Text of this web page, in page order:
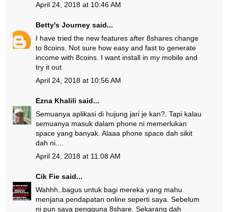
April 24, 2018 at 10:46 AM
Betty's Journey said...
I have tried the new features after 8shares change
to 8coins. Not sure how easy and fast to generate
income with 8coins. I want install in my mobile and
try it out.
April 24, 2018 at 10:56 AM
Ezna Khalili said...
Semuanya aplikasi di hujung jari je kan?. Tapi kalau
semuanya masuk dalam phone ni memerlukan
space yang banyak. Alaaa phone space dah sikit
dah ni....
April 24, 2018 at 11:08 AM
Cik Fie said...
Wahhh..bagus untuk bagi mereka yang mahu
menjana pendapatan online seperti saya. Sebelum
ni pun saya pengguna 8share. Sekarang dah